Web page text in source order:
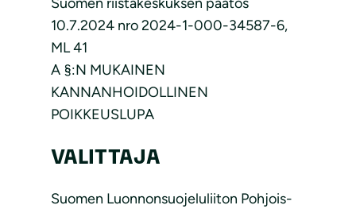
10.7.2024 nro 2024-1-000-34587-6,
ML 41
A §:N MUKAINEN
KANNANHOIDOLLINEN
POIKKEUSLUPA
VALITTAJA
Suomen Luonnonsuojeluliiton Pohjois-